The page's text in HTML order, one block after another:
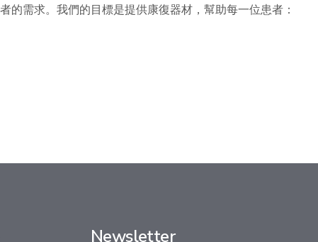
需求。我們的目標是提供康復器材，幫助每一位患者：
Newsletter